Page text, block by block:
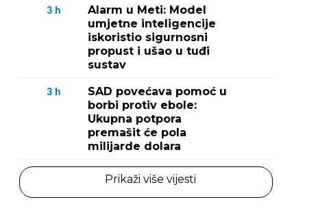
3 h
Alarm u Meti: Model
umjetne inteligencije
iskoristio sigurnosni
propust i ušao u tuđi
sustav
3 h
SAD povećava pomoć u
borbi protiv ebole:
Ukupna potpora
premašit će pola
milijarde dolara
Prikaži više vijesti